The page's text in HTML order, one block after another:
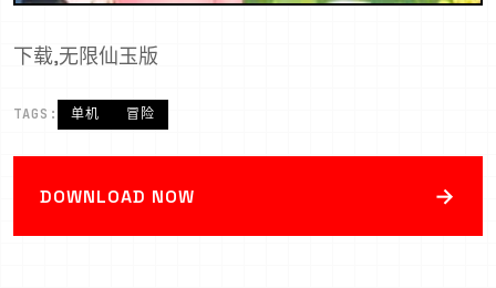
下载,无限仙玉版
TAGS: 单机 冒险
DOWNLOAD NOW →